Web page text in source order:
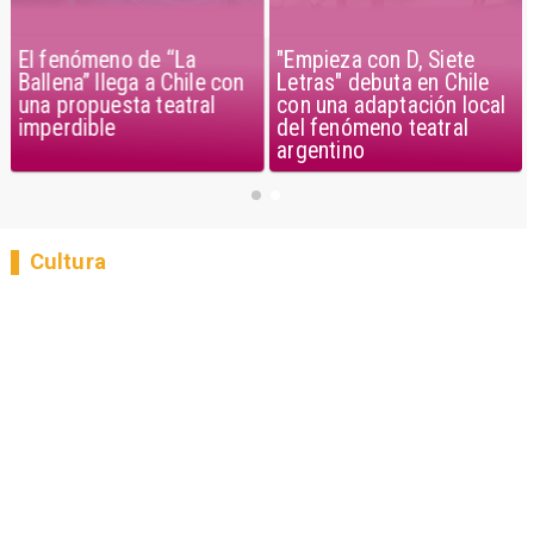
El fenómeno de “La
Ballena” llega a Chile con
una propuesta teatral
imperdible
"Empieza con D, Siete
Letras" debuta en Chile
con una adaptación local
del fenómeno teatral
argentino
Cultura